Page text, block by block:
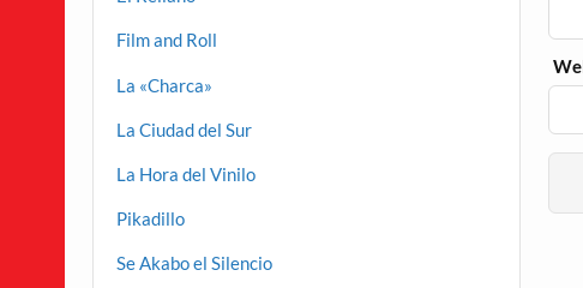
Film and Roll
La «Charca»
La Ciudad del Sur
La Hora del Vinilo
Pikadillo
Se Akabo el Silencio